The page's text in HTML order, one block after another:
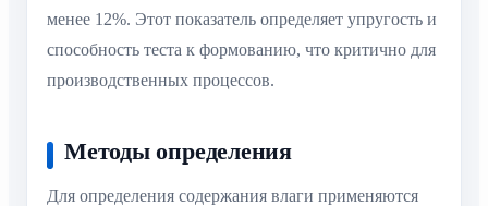
менее 12%. Этот показатель определяет упругость и
способность теста к формованию, что критично для
производственных процессов.
Методы определения
Для определения содержания влаги применяются